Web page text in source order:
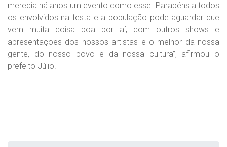
merecia há anos um evento como esse. Parabéns a todos
os envolvidos na festa e a população pode aguardar que
vem muita coisa boa por aí, com outros shows e
apresentações dos nossos artistas e o melhor da nossa
gente, do nosso povo e da nossa cultura”, afirmou o
prefeito Júlio.